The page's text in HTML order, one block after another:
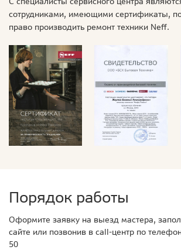
сотрудниками, имеющими сертификаты,
право производить ремонт техники Neff.
Порядок работы
Оформите заявку на выезд мастера,
сайте или позвонив в call-центр по
50